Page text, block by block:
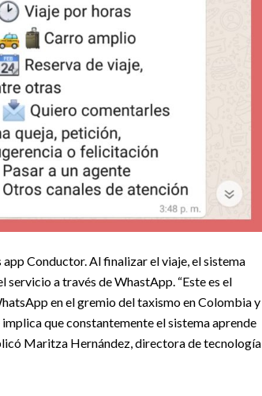
Conductor. Al finalizar el viaje, el sistema
a través de WhastApp. “Este es el
en el gremio del taxismo en Colombia y
que constantemente el sistema aprende
Maritza Hernández, directora de tecnología